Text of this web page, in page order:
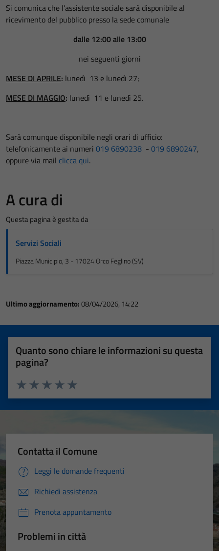
Si comunica che l’assistente sociale sarà disponibile al
ricevimento del pubblico presso la sede comunale
dalle 12:00 alle 13:00
nei seguenti giorni
MESE DI APRILE: lunedì 13 e lunedì 27;
MESE DI MAGGIO: lunedì 11 e lunedì 25.
Sarà comunque disponibile negli orari di ufficio:
telefonicamente ai numeri 019 6890238 - 019 6890247,
oppure via mail clicca qui.
A cura di
Questa pagina è gestita da
Servizi Sociali
Piazza Municipio, 3 - 17024 Orco Feglino (SV)
Ultimo aggiornamento:08/04/2026, 14:22
Quanto sono chiare le informazioni su questa
pagina?
Valuta 5 stelle su 5
Valuta 4 stelle su 5
Valuta 3 stelle su 5
Valuta 2 stelle su 5
Valuta 1 stelle su 5
Contatta il Comune
Leggi le domande frequenti
Richiedi assistenza
Prenota appuntamento
Problemi in città